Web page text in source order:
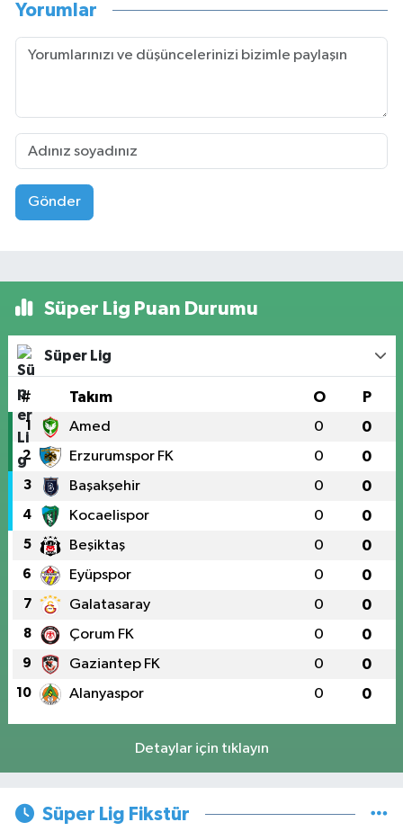
Yorumlar
Gönder
Süper Lig Puan Durumu
Süper Lig
# Takım O P
1 Amed 0 0
2 Erzurumspor FK 0 0
3 Başakşehir 0 0
4 Kocaelispor 0 0
5 Beşiktaş 0 0
6 Eyüpspor 0 0
7 Galatasaray 0 0
8 Çorum FK 0 0
9 Gaziantep FK 0 0
10 Alanyaspor 0 0
Detaylar için tıklayın
Süper Lig Fikstür